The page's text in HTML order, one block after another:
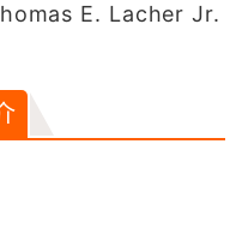
E. Lacher Jr.